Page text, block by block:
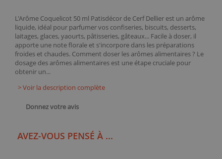
L'Arôme Coquelicot 50 ml Patisdécor de Cerf Dellier est un arôme
liquide, idéal pour parfumer vos confiseries, biscuits, desserts,
laitages, glaces, yaourts, pâtisseries, gâteaux... Facile à doser, il
apporte une note florale et s'incorpore dans les préparations
froides et chaudes. Comment doser les arômes alimentaires ? Le
dosage des arômes alimentaires est une étape cruciale pour
obtenir un...
> Voir la description complète
Donnez votre avis
AVEZ-VOUS PENSÉ À ...